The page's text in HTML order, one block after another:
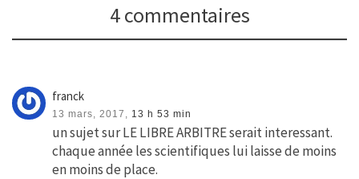
4 commentaires
franck
13 mars, 2017, 13 h 53 min
un sujet sur LE LIBRE ARBITRE serait interessant.
chaque année les scientifiques lui laisse de moins
en moins de place.